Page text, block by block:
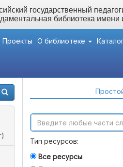
государственный
библиотека
Проекты О библиотеке
Тип ресурсов:
Все ресурсы